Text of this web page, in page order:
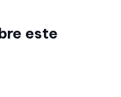
este